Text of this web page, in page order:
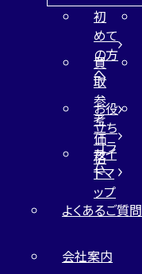
初
めて
の方
へ
買
取
参
考
価
格
お役
立ち
コラ
ム
サイ
トマ
ップ
よくあるご質問
会社案内